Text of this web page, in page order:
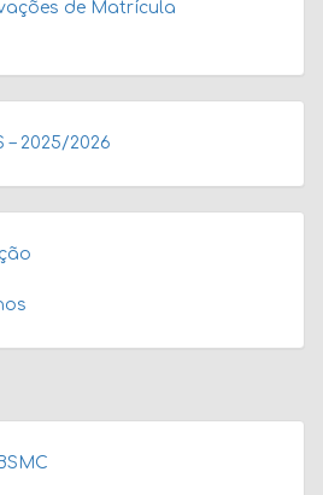
de Matrícula
– 2025/2026